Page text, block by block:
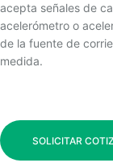
acepta señales de
acelerómetro o
de la fuente de
medida.
SOLICITAR